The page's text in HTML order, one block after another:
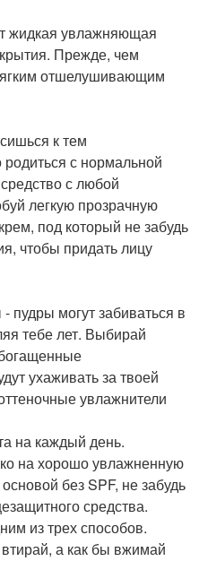
жидкая увлажняющая
Прежде, чем
отшелушивающим
к тем
с нормальной
с любой
легкую прозрачную
под который не забудь
чтобы придать лицу
могут забиваться в
тебе лет. Выбирай
ухаживать за твоей
увлажнители
на каждый день.
на хорошо увлажненную
без SPF, не забудь
средства.
из трех способов.
а как бы вжимай